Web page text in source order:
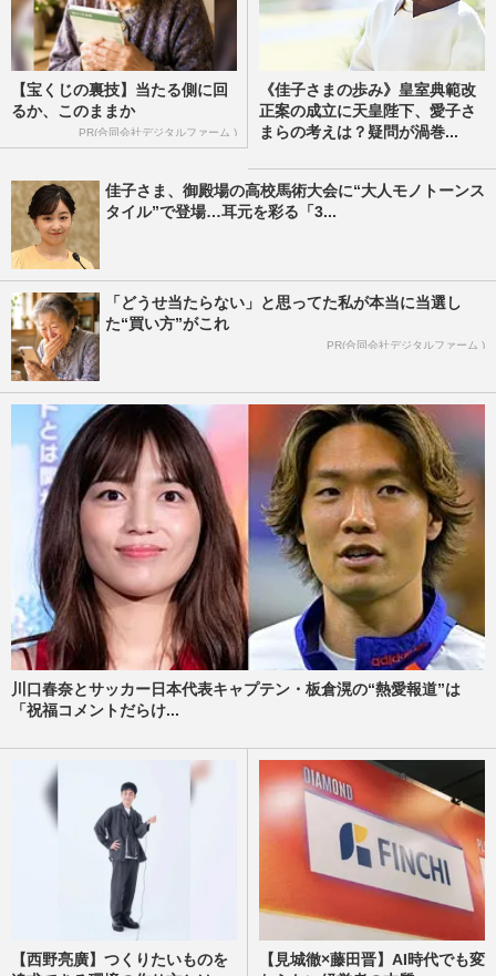
【宝くじの裏技】当たる側に回
るか、このままか
PR(合同会社デジタルファーム )
《佳子さまの歩み》皇室典範改
正案の成立に天皇陛下、愛子さ
まらの考えは？疑問が渦巻...
佳子さま、御殿場の高校馬術大会に“大人モノトーンス
タイル”で登場…耳元を彩る「3...
「どうせ当たらない」と思ってた私が本当に当選し
た“買い方”がこれ
PR(合同会社デジタルファーム )
川口春奈とサッカー日本代表キャプテン・板倉滉の“熱愛報道”は
「祝福コメントだらけ...
【西野亮廣】つくりたいものを
【見城徹×藤田晋】AI時代でも変